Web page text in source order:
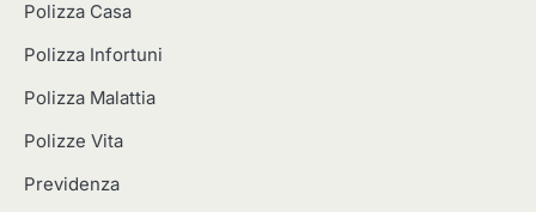
Polizza Casa
Polizza Infortuni
Polizza Malattia
Polizze Vita
Previdenza